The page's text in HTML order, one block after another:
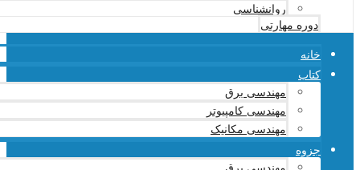
روانشناسی
دوره مهارتی
خانه
کتاب
مهندسی برق
مهندسی کامپیوتر
مهندسی مکانیک
جزوه